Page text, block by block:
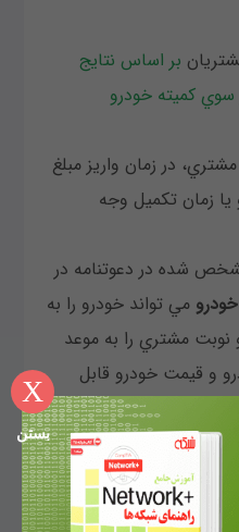
X
بستن
بر اساس نتايج
كميته خودرو
در زمان واريز مبلغ
زمان تكميل وجه
شده در دعوتنامه در
خودرومي تواند خودرو را به
مشتري را به موعد
و قيمت خودرو قابل
در بخشنامه هاي آتي
از بهاي خودرو كسر
شركت باقي خواهد